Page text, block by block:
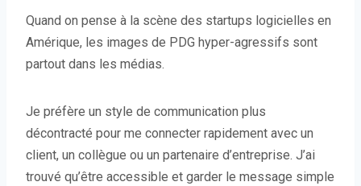
Quand on pense à la scène des startups logicielles en
Amérique, les images de PDG hyper-agressifs sont
partout dans les médias.
Je préfère un style de communication plus
décontracté pour me connecter rapidement avec un
client, un collègue ou un partenaire d’entreprise. J’ai
trouvé qu’être accessible et garder le message simple